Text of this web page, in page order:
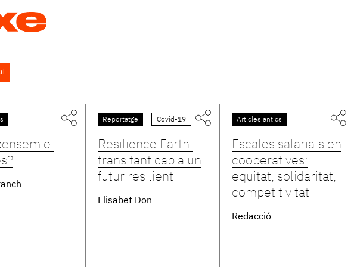
el
Reportatge Covid-19
Resilience Earth:
transitant cap a un
futur resilient
Elisabet Don
Articles antics
Escales salarials en
cooperatives:
equitat, solidaritat,
competitivitat
Redacció